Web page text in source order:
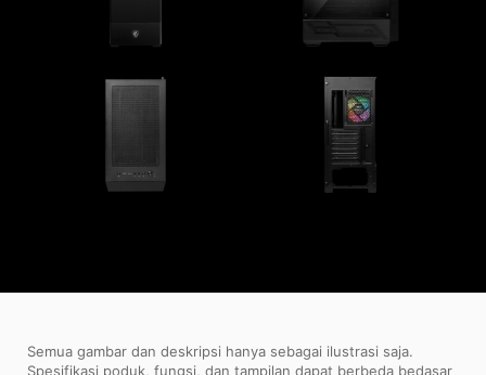
Semua gambar dan deskripsi hanya sebagai ilustrasi saja.
Spesifikasi poduk, fungsi, dan tampilan dapat berbeda bedasar